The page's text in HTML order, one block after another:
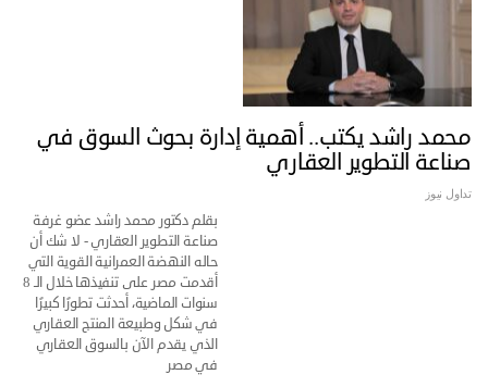
محمد راشد يكتب.. أهمية إدارة بحوث السوق في
صناعة التطوير العقاري
تداول نيوز
بقلم دكتور محمد راشد عضو غرفة
صناعة التطوير العقاري - لا شك أن
حاله النهضة العمرانية القوية التي
أقدمت مصر على تنفيذها خلال الـ 8
سنوات الماضية، أحدثت تطورًا كبيرًا
في شكل وطبيعة المنتج العقاري
الذي يقدم الآن بالسوق العقاري
في مصر